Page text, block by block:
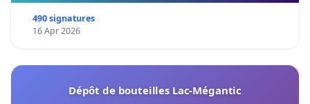
490 signatures
16 Apr 2026
Dépôt de bouteilles Lac-Mégantic